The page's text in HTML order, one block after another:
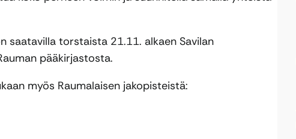
saatavilla torstaista 21.11. alkaen Savilan
pääkirjastosta.
myös Raumalaisen jakopisteistä: